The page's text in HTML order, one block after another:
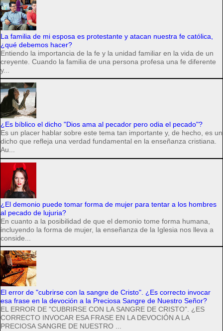
La familia de mi esposa es protestante y atacan nuestra fe católica,
¿qué debemos hacer?
Entiendo la importancia de la fe y la unidad familiar en la vida de un
creyente. Cuando la familia de una persona profesa una fe diferente
y...
¿Es bíblico el dicho "Dios ama al pecador pero odia el pecado"?
Es un placer hablar sobre este tema tan importante y, de hecho, es un
dicho que refleja una verdad fundamental en la enseñanza cristiana.
Au...
¿El demonio puede tomar forma de mujer para tentar a los hombres
al pecado de lujuria?
En cuanto a la posibilidad de que el demonio tome forma humana,
incluyendo la forma de mujer, la enseñanza de la Iglesia nos lleva a
conside...
El error de "cubrirse con la sangre de Cristo". ¿Es correcto invocar
esa frase en la devoción a la Preciosa Sangre de Nuestro Señor?
EL ERROR DE "CUBRIRSE CON LA SANGRE DE CRISTO". ¿ES
CORRECTO INVOCAR ESA FRASE EN LA DEVOCIÓN A LA
PRECIOSA SANGRE DE NUESTRO ...